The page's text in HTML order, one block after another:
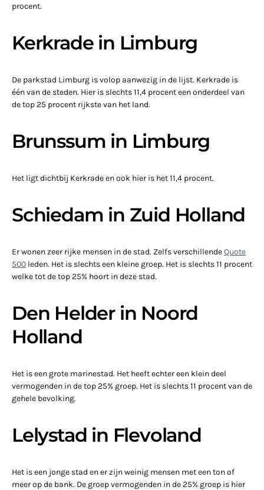
procent.
Kerkrade in Limburg
De parkstad Limburg is volop aanwezig in de lijst. Kerkrade is
één van de steden. Hier is slechts 11,4 procent een onderdeel van
de top 25 procent rijkste van het land.
Brunssum in Limburg
Het ligt dichtbij Kerkrade en ook hier is het 11,4 procent.
Schiedam in Zuid Holland
Er wonen zeer rijke mensen in de stad. Zelfs verschillendeQuote
500 leden. Het is slechts een kleine groep. Het is slechts 11 procent
welke tot de top 25% hoort in deze stad.
Den Helder in Noord
Holland
Het is een grote marinestad. Het heeft echter een klein deel
vermogenden in de top 25% groep. Het is slechts 11 procent van de
gehele bevolking.
Lelystad in Flevoland
Het is een jonge stad en er zijn weinig mensen met een ton of
meer op de bank. De groep vermogenden in de 25% groep is hier